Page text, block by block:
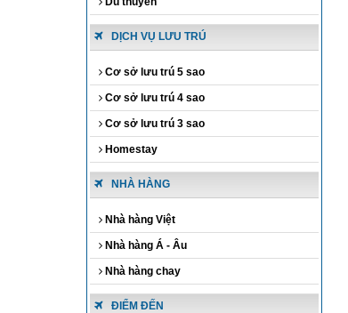
DỊCH VỤ LƯU TRÚ
Cơ sở lưu trú 5 sao
Cơ sở lưu trú 4 sao
Cơ sở lưu trú 3 sao
Homestay
NHÀ HÀNG
Nhà hàng Việt
Nhà hàng Á - Âu
Nhà hàng chay
ĐIỂM ĐẾN